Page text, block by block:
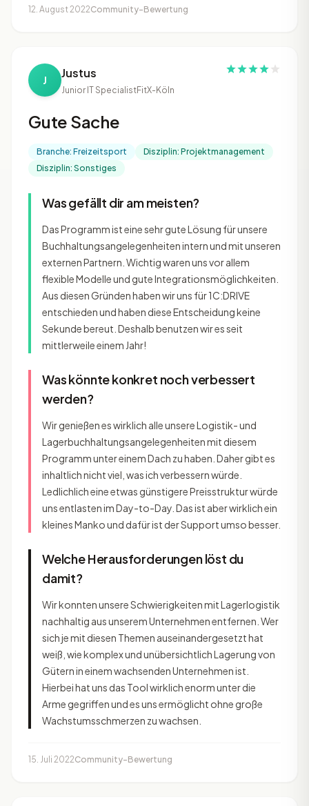
12. August 2022Community-Bewertung
J Justus
Junior IT SpecialistFitX-Köln
Gute Sache
Branche: Freizeitsport
Disziplin: Projektmanagement
Disziplin: Sonstiges
Was gefällt dir am meisten?
Das Programm ist eine sehr gute Lösung für unsere
Buchhaltungsangelegenheiten intern und mit unseren
externen Partnern. Wichtig waren uns vor allem
flexible Modelle und gute Integrationsmöglichkeiten.
Aus diesen Gründen haben wir uns für 1C:DRIVE
entschieden und haben diese Entscheidung keine
Sekunde bereut. Deshalb benutzen wir es seit
mittlerweile einem Jahr!
Was könnte konkret noch verbessert
werden?
Wir genießen es wirklich alle unsere Logistik- und
Lagerbuchhaltungsangelegenheiten mit diesem
Programm unter einem Dach zu haben. Daher gibt es
inhaltlich nicht viel, was ich verbessern würde.
Ledlichlich eine etwas günstigere Preisstruktur würde
uns entlasten im Day-to-Day. Das ist aber wirklich ein
kleines Manko und dafür ist der Support umso besser.
Welche Herausforderungen löst du
damit?
Wir konnten unsere Schwierigkeiten mit Lagerlogistik
nachhaltig aus unserem Unternehmen entfernen. Wer
sich je mit diesen Themen auseinandergesetzt hat
weiß, wie komplex und unübersichtlich Lagerung von
Gütern in einem wachsenden Unternehmen ist.
Hierbei hat uns das Tool wirklich enorm unter die
Arme gegriffen und es uns ermöglicht ohne große
Wachstumsschmerzen zu wachsen.
15. Juli 2022Community-Bewertung